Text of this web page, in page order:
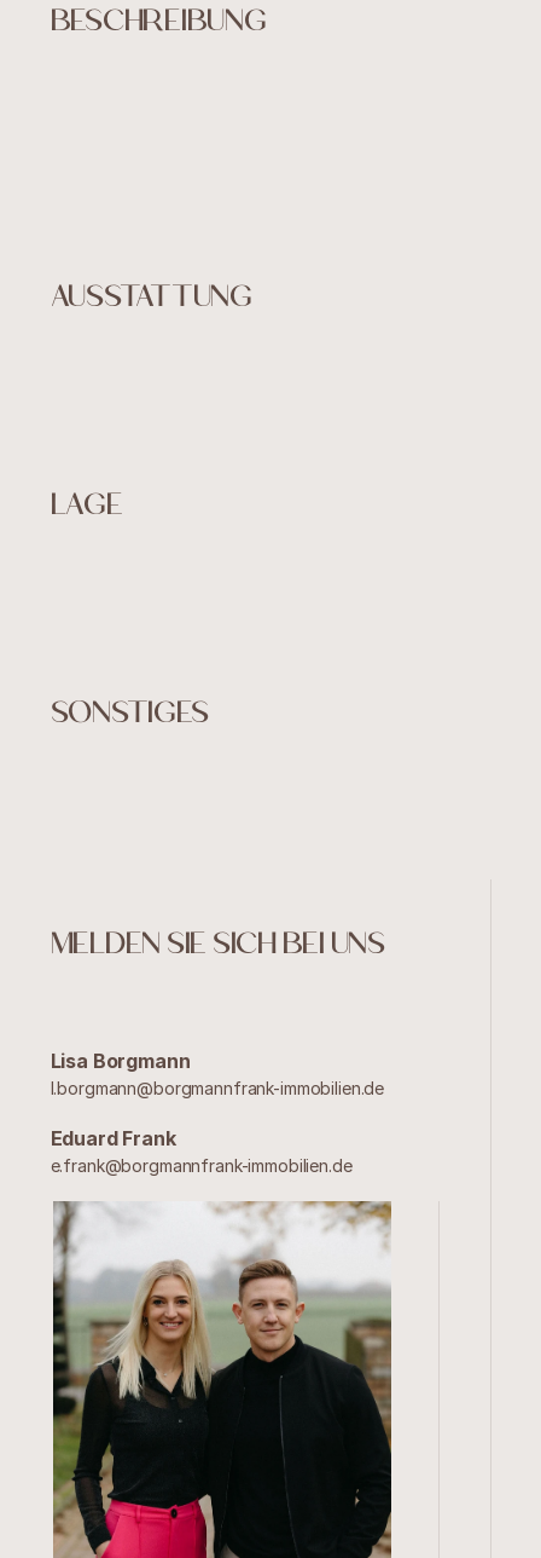
BESCHREIBUNG
AUSSTATTUNG
LAGE
SONSTIGES
MELDEN SIE SICH BEI UNS
Lisa Borgmann
l.borgmann@borgmannfrank-immobilien.de
Eduard Frank
e.frank@borgmannfrank-immobilien.de
über uns
©Embasse 2024 Created by Art4web